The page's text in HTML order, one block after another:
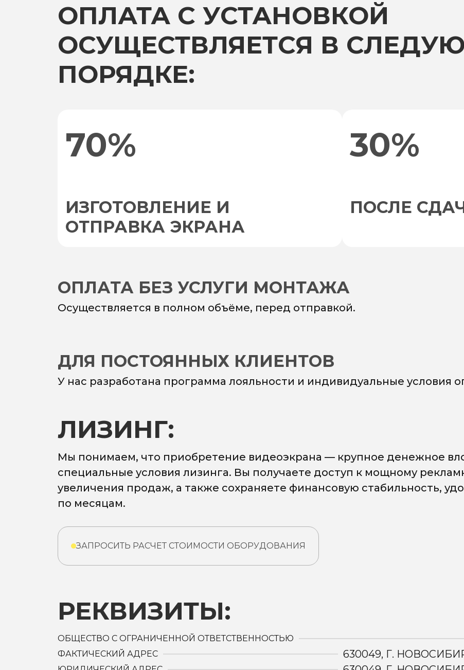
ОПЛАТА С УСТАНОВКОЙ
ОСУЩЕСТВЛЯЕТСЯ В
ПОРЯДКЕ:
70%
ИЗГОТОВЛЕНИЕ И
ОТПРАВКА ЭКРАНА
30%
ПОСЛЕ
ОПЛАТА БЕЗ УСЛУГИ МОНТАЖА
Осуществляется в полном объёме, перед отправкой.
ДЛЯ ПОСТОЯННЫХ КЛИЕНТОВ
У нас разработана программа лояльности и индивидуальные условия
ЛИЗИНГ:
Мы понимаем, что приобретение видеоэкрана — крупное денежное
специальные условия лизинга. Вы получаете доступ к мощному
увеличения продаж, а также сохраняете финансовую стабильность,
по месяцам.
ЗАПРОСИТЬ РАСЧЕТ СТОИМОСТИ ОБОРУДОВАНИЯ
РЕКВИЗИТЫ:
ОБЩЕСТВО С ОГРАНИЧЕННОЙ ОТВЕТСТВЕННОСТЬЮ
ФАКТИЧЕСКИЙ АДРЕС 630049, Г.